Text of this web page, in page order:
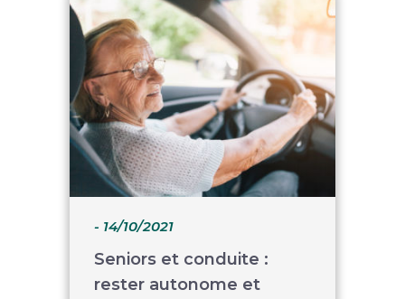
- 14/10/2021
Seniors et conduite :
rester autonome et